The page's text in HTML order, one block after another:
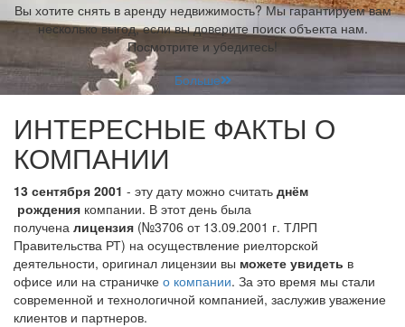
Вы хотите снять в аренду недвижимость? Мы гарантируем вам
несколько выгод, если вы доверите поиск объекта нам.
Посмотрите и убедитесь!
Больше
ИНТЕРЕСНЫЕ ФАКТЫ О
КОМПАНИИ
13 сентября 2001 - эту дату можно считать днём
рождения компании. В этот день была
получена лицензия (№3706 от 13.09.2001 г. ТЛРП
Правительства РТ) на осуществление риелторской
деятельности, оригинал лицензии вы можете увидеть в
офисе или на страничке о компании. За это время мы стали
современной и технологичной компанией, заслужив уважение
клиентов и партнеров.